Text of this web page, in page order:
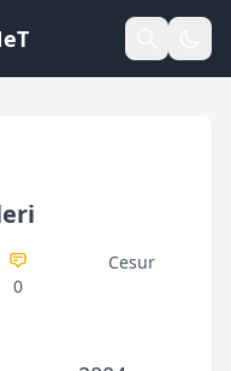
0
Cesur